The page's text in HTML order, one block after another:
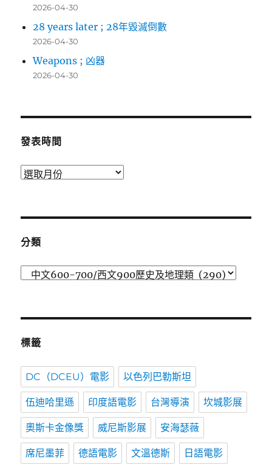
2026-04-30
28 years later ; 28年毀滅倒數
2026-04-30
Weapons ; 凶器
2026-04-30
發表時間
發
分類
標籤
DC（DCEU）電影 以色列巴勒斯坦
伍迪哈里遜 印度語電影 台灣導演 坎城影展
奧斯卡金像獎 威尼斯影展 安海瑟薇
席尼墨菲 德語電影 文溫德斯 日語電影